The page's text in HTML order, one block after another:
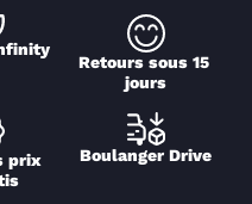
Retours sous 15
jours
prix
Boulanger Drive